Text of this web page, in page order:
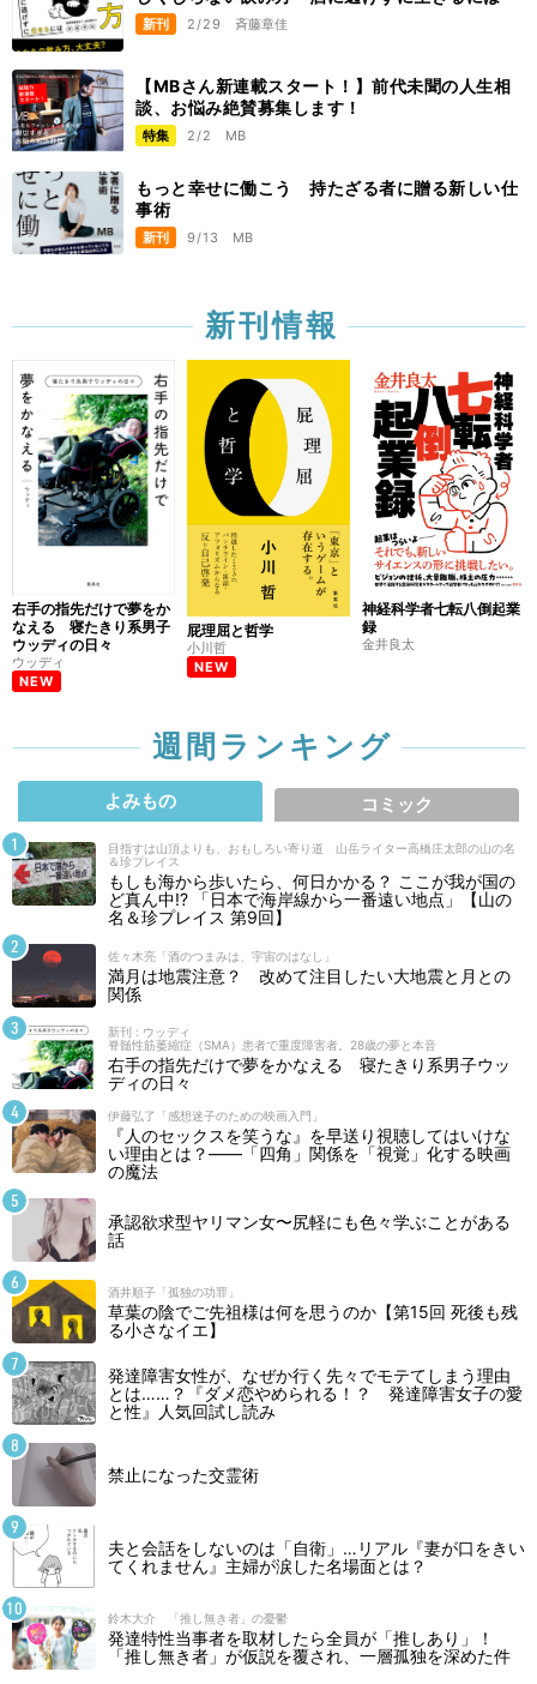
新刊 2/29 斉藤章佳
【MBさん新連載スタート！】前代未聞の人生相
談、お悩み絶賛募集します！
特集 2/2 MB
もっと幸せに働こう 持たざる者に贈る新しい仕
事術
新刊 9/13 MB
新刊情報
右手の指先だけで夢をか
なえる 寝たきり系男子
ウッディの日々
ウッディ
NEW
屁理屈と哲学
小川哲
NEW
神経科学者七転八倒起業
録
金井良太
週間ランキング
よみもの コミック
目指すは山頂よりも、おもしろい寄り道 山岳ライター高橋庄太郎の山の名
＆珍プレイス
もしも海から歩いたら、何日かかる？ ここが我が国の
ど真ん中!? 「日本で海岸線から一番遠い地点」【山の
名＆珍プレイス 第9回】
佐々木亮「酒のつまみは、宇宙のはなし」
満月は地震注意？ 改めて注目したい大地震と月との
関係
新刊 : ウッディ
脊髄性筋萎縮症（SMA）患者で重度障害者。28歳の夢と本音
右手の指先だけで夢をかなえる 寝たきり系男子ウッ
ディの日々
伊藤弘了「感想迷子のための映画入門」
『人のセックスを笑うな』を早送り視聴してはいけな
い理由とは？――「四角」関係を「視覚」化する映画
の魔法
承認欲求型ヤリマン女〜尻軽にも色々学ぶことがある
話
酒井順子「孤独の功罪」
草葉の陰でご先祖様は何を思うのか【第15回 死後も残
る小さなイエ】
発達障害女性が、なぜか行く先々でモテてしまう理由
とは……？『ダメ恋やめられる！？ 発達障害女子の愛
と性』人気回試し読み
禁止になった交霊術
夫と会話をしないのは「自衛」…リアル『妻が口をきい
てくれません』主婦が涙した名場面とは？
鈴木大介 「推し無き者」の憂鬱
発達特性当事者を取材したら全員が「推しあり」！
「推し無き者」が仮説を覆され、一層孤独を深めた件